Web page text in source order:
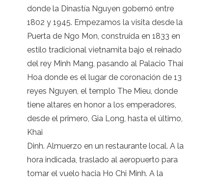
donde la Dinastía Nguyen gobernó entre
1802 y 1945. Empezamos la visita desde la
Puerta de Ngo Mon, construida en 1833 en
estilo tradicional vietnamita bajo el reinado
del rey Minh Mang, pasando al Palacio Thai
Hoa donde es el lugar de coronación de 13
reyes Nguyen, el templo The Mieu, donde
tiene altares en honor a los emperadores,
desde el primero, Gia Long, hasta el último,
Khai
Dinh. Almuerzo en un restaurante local. A la
hora indicada, traslado al aeropuerto para
tomar el vuelo hacia Ho Chi Minh. A la